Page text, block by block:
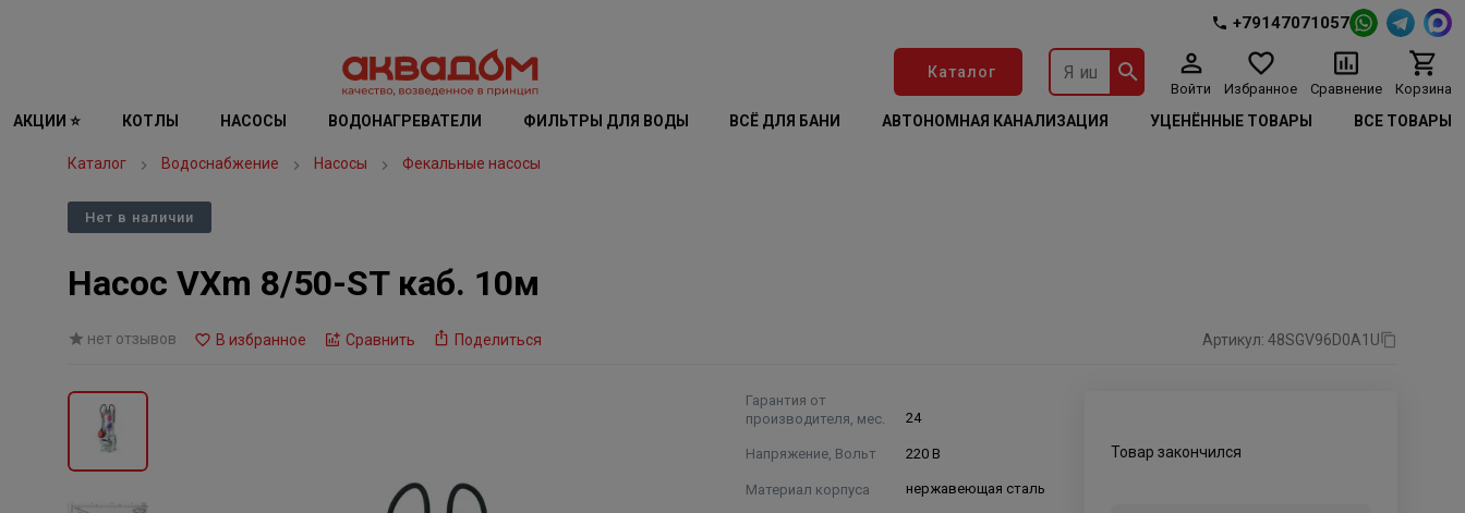
+79147071057
Каталог
Войти Избранное Сравнение Корзина
АКЦИИ ⭐ КОТЛЫ НАСОСЫ ВОДОНАГРЕВАТЕЛИ ФИЛЬТРЫ ДЛЯ ВОДЫ ВСЁ ДЛЯ БАНИ АВТОНОМНАЯ КАНАЛИЗАЦИЯ УЦЕНЁННЫЕ ТОВАРЫ ВСЕ ТОВАРЫ
Каталог Водоснабжение Насосы Фекальные насосы
Нет в наличии
Насос VXm 8/50-ST каб. 10м
нет отзывов В избранное Сравнить Поделиться Артикул: 48SGV96D0A1U
Гарантия от
производителя, мес.
24
Напряжение, Вольт 220 В
Материал корпуса нержавеющая сталь
Товар закончился